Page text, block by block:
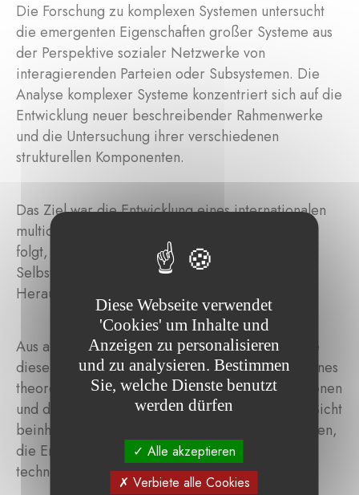
Die Forschung zu komplexen Systemen untersucht
die emergenten Eigenschaften großer Systeme aus
der Perspektive sozialer Netzwerke von
interagierenden Parteien oder Subsystemen. Die
Analyse komplexer Systeme konzentriert sich auf die
Entwicklung neuer beschreibender Rahmenwerke
und die Untersuchung ihrer verschiedenen
strukturellen Komponenten.
Das Ziel war die Entwicklung eines internationalen
multidisziplinären Ökosystems, das der Mission
folgt, Ordnung im Chaos zu finden, unser
Selbstverständnis zu vertiefen und kollektive
Herausforderungen besser zu bewältigen.
Aus akademischer Sicht umfassen die Ergebnisse
dieser Forschungsprogramme die Entwicklung eines
theoretischen Rahmens, mathematische Innovationen
und den Wissenstransfer. Aus gesellschaftlicher Sicht
beinhalten sie Machbarkeitsstudien und Prototypen,
die Erhebung und Analyse von Daten sowie
technologische Demonstrationen.
Diese Webseite verwendet
'Cookies' um Inhalte und
Anzeigen zu personalisieren
und zu analysieren. Bestimmen
Sie, welche Dienste benutzt
werden dürfen
Alle akzeptieren
Verbiete alle Cookies